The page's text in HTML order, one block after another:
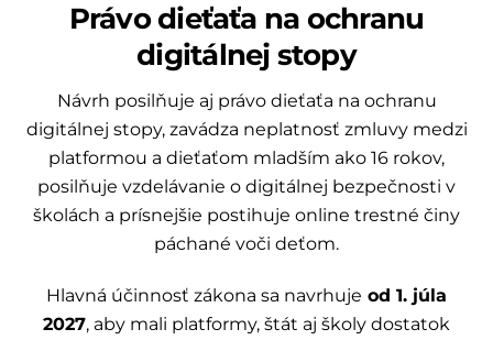
Právo dieťaťa na ochranu
digitálnej stopy
Návrh posilňuje aj právo dieťaťa na ochranu
digitálnej stopy, zavádza neplatnosť zmluvy medzi
platformou a dieťaťom mladším ako 16 rokov,
posilňuje vzdelávanie o digitálnej bezpečnosti v
školách a prísnejšie postihuje online trestné činy
páchané voči deťom.
Hlavná účinnosť zákona sa navrhuje od 1. júla
2027, aby mali platformy, štát aj školy dostatok